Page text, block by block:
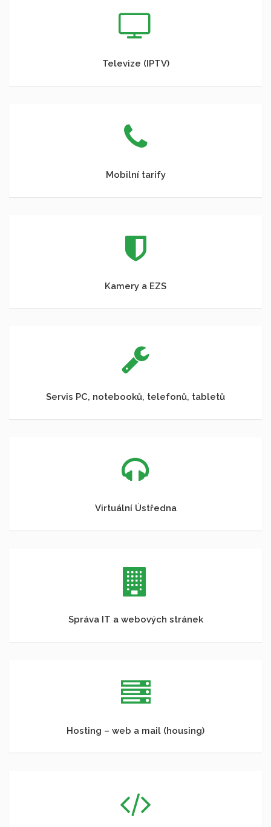
Televize (IPTV)
Mobilní tarify
Kamery a EZS
Servis PC, notebooků, telefonů, tabletů
Virtuální Ústředna
Správa IT a webových stránek
Hosting – web a mail (housing)